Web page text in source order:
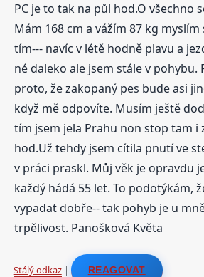
PC je to tak na půl hod.O všechno
Mám 168 cm a vážím 87 kg myslím
tím--- navíc v létě hodně plavu a
né daleko ale jsem stále v pohybu.
proto, že zakopaný pes bude asi
když mě odpovíte. Musím ještě
tím jsem jela Prahu non stop tam i
hod.Už tehdy jsem cítila pnutí ve
v práci praskl. Můj věk je opravdu
každý hádá 55 let. To podotýkám,
vypadat dobře-- tak pohyb je u
trpělivost. Panošková Květa
Stálý odkaz| REAGOVAT